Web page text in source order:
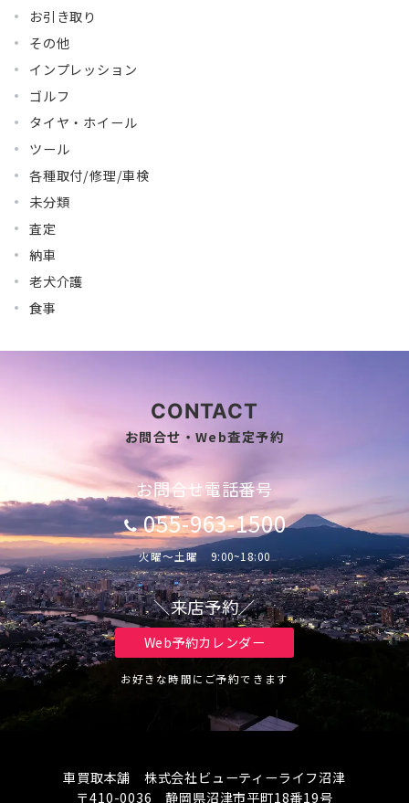
お引き取り
その他
インプレッション
ゴルフ
タイヤ・ホイール
ツール
各種取付/修理/車検
未分類
査定
納車
老犬介護
食事
CONTACT
お問合せ・Web査定予約
お問合せ電話番号
055-963-1500
火曜～土曜 9:00~18:00
＼来店予約／
Web予約カレンダー
お好きな時間にご予約できます
車買取本舗 株式会社ビューティーライフ沼津
〒410-0036 静岡県沼津市平町18番19号